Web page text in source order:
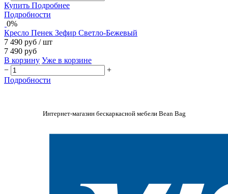
Купить Подробнее
Подробности
0%
Кресло Пенек Зефир Светло-Бежевый
7 490 руб / шт
7 490 руб
В корзину Уже в корзине
−
+
Подробности
Интернет-магазин бескаркасной мебели Bean Bag